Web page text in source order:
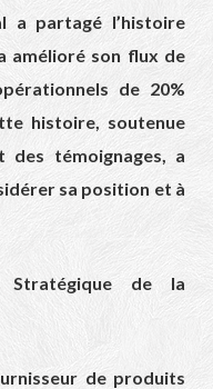
a partagé l’histoire
amélioré son flux de
de 20%
histoire, soutenue
des témoignages, a
sa position et à
de la
de produits